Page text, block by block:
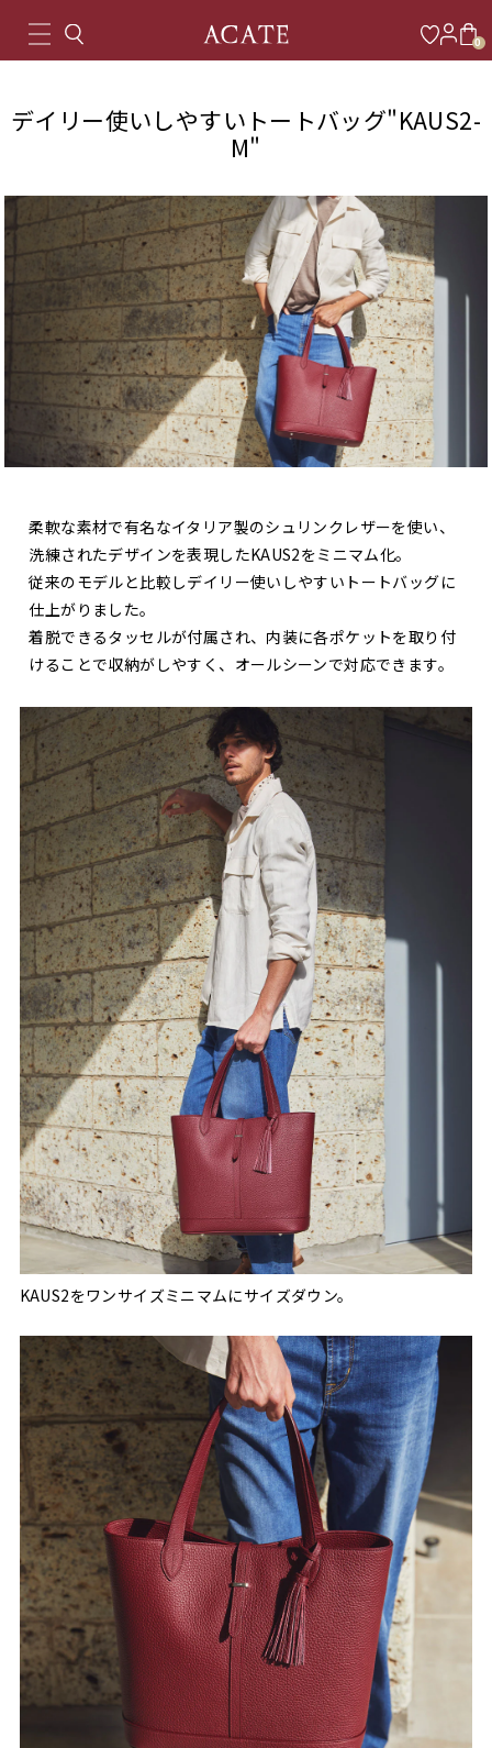
0
デイリー使いしやすいトートバッグ"KAUS2-
M"
柔軟な素材で有名なイタリア製のシュリンクレザーを使い、
洗練されたデザインを表現したKAUS2をミニマム化。
従来のモデルと比較しデイリー使いしやすいトートバッグに
仕上がりました。
着脱できるタッセルが付属され、内装に各ポケットを取り付
けることで収納がしやすく、オールシーンで対応できます。
KAUS2をワンサイズミニマムにサイズダウン。